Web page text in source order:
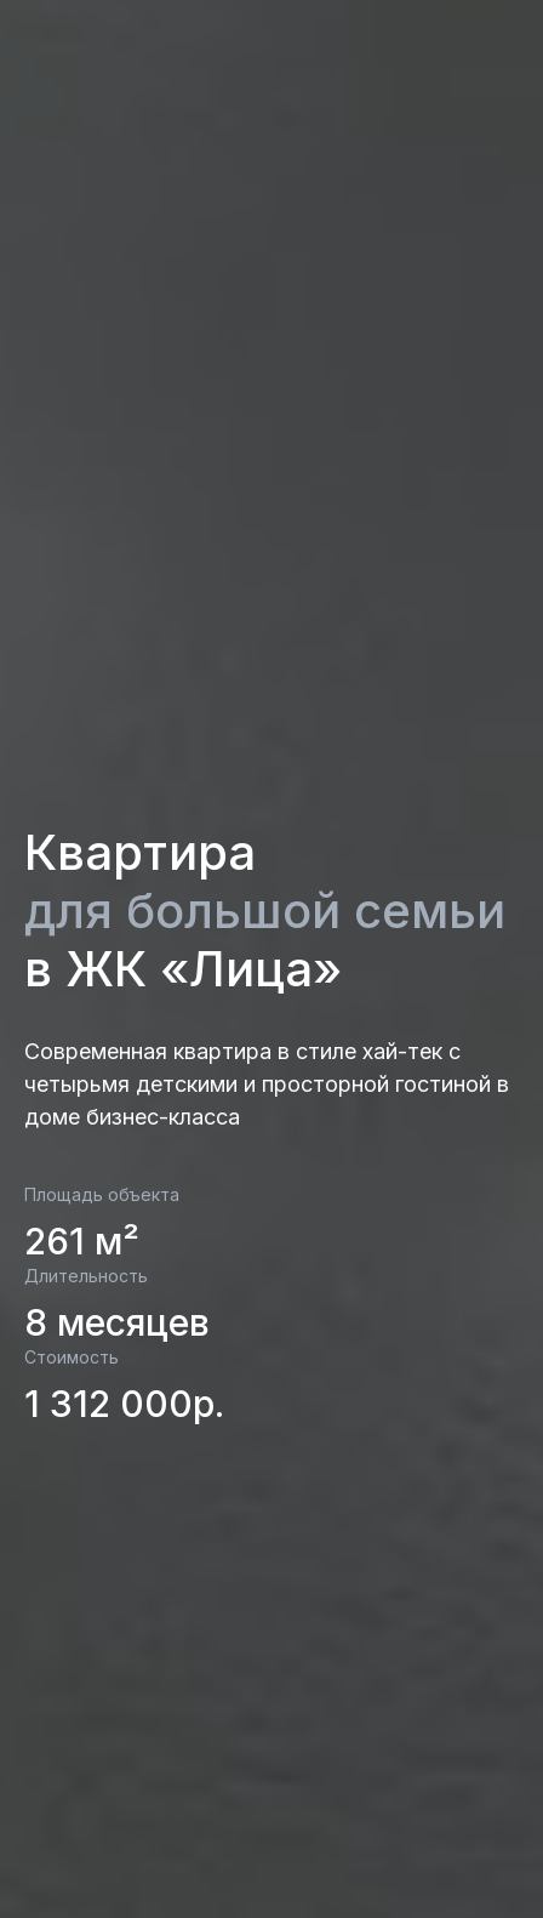
Квартира
для большой семьи
в ЖК «Лица»
Современная квартира в стиле хай-тек с
четырьмя детскими и просторной гостиной в
доме бизнес-класса
Площадь объекта
261 м²
Длительность
8 месяцев
Стоимость
1 312 000р.